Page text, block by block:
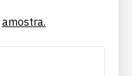
amostra.